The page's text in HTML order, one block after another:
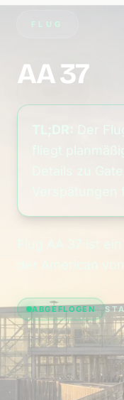
FLUG
AA 37
Der
fliegt
Details zu
Flug AA 37 ist
der American
ABGEFLOGEN